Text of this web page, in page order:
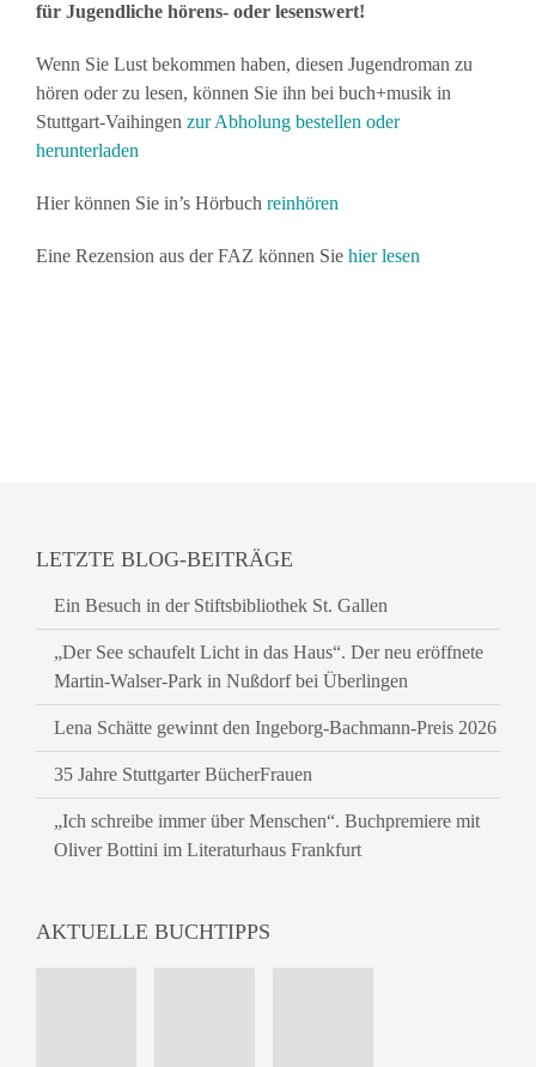
für Jugendliche hörens- oder lesenswert!
Wenn Sie Lust bekommen haben, diesen Jugendroman zu
hören oder zu lesen, können Sie ihn bei buch+musik in
Stuttgart-Vaihingen zur Abholung bestellen oder
herunterladen
Hier können Sie in’s Hörbuch reinhören
Eine Rezension aus der FAZ können Sie hier lesen
LETZTE BLOG-BEITRÄGE
Ein Besuch in der Stiftsbibliothek St. Gallen
„Der See schaufelt Licht in das Haus“. Der neu eröffnete
Martin-Walser-Park in Nußdorf bei Überlingen
Lena Schätte gewinnt den Ingeborg-Bachmann-Preis 2026
35 Jahre Stuttgarter BücherFrauen
„Ich schreibe immer über Menschen“. Buchpremiere mit
Oliver Bottini im Literaturhaus Frankfurt
AKTUELLE BUCHTIPPS